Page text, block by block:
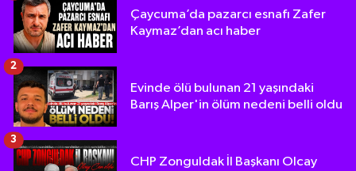
Çaycuma’da pazarcı esnafı Zafer
Kaymaz’dan acı haber
Evinde ölü bulunan 21 yaşındaki
Barış Alper'in ölüm nedeni belli oldu
2
CHP Zonguldak İl Başkanı Olcay
3